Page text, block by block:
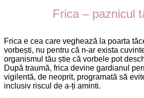
Frica – paznicul
Frica e cea care veghează la poarta
vorbești, nu pentru că n-ar exista
organismul tău știe că vorbele pot
După traumă, frica devine gardianul
vigilentă, de neoprit, programată să
inclusiv riscul de a-ți aminti.